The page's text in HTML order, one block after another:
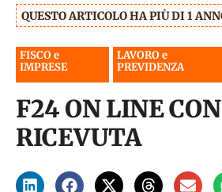
QUESTO ARTICOLO HA PIÙ DI 1
FISCO e
IMPRESE
LAVORO e
PREVIDENZA
F24 ON LINE
RICEVUTA